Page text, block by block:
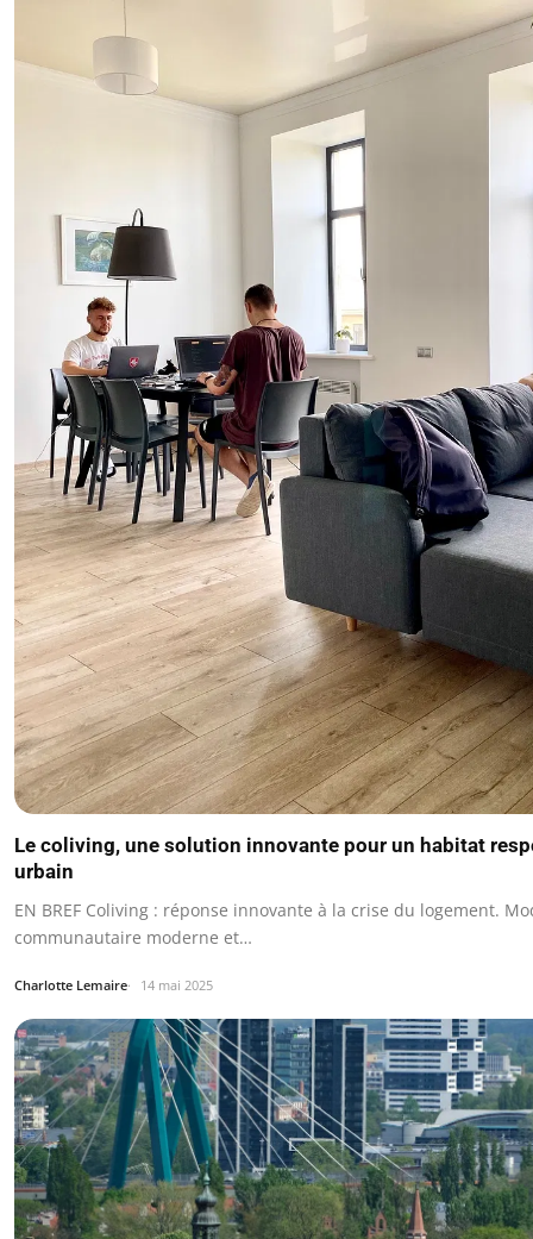
Le coliving, une solution innovante pour un habitat
urbain
EN BREF Coliving : réponse innovante à la crise du logement.
communautaire moderne et…
Charlotte Lemaire 14 mai 2025